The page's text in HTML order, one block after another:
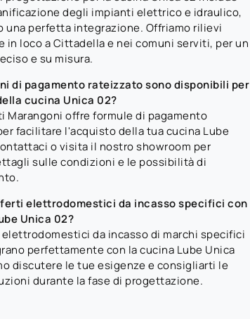
degli impianti elettrico e idraulico,
una perfetta integrazione. Offriamo rilievi
in loco a Cittadella e nei comuni serviti, per un
e su misura.
di pagamento rateizzato sono disponibili per
cucina Unica 02?
Marangoni offre formule di pagamento
facilitare l'acquisto della tua cucina Lube
o visita il nostro showroom per
sulle condizioni e le possibilità di
elettrodomestici da incasso specifici con
Unica 02?
da incasso di marchi specifici
perfettamente con la cucina Lube Unica
discutere le tue esigenze e consigliarti le
durante la fase di progettazione.